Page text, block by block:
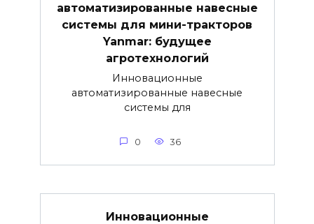
автоматизированные навесные
системы для мини-тракторов
Yanmar: будущее
агротехнологий
Инновационные
автоматизированные навесные
системы для
0 36
Инновационные